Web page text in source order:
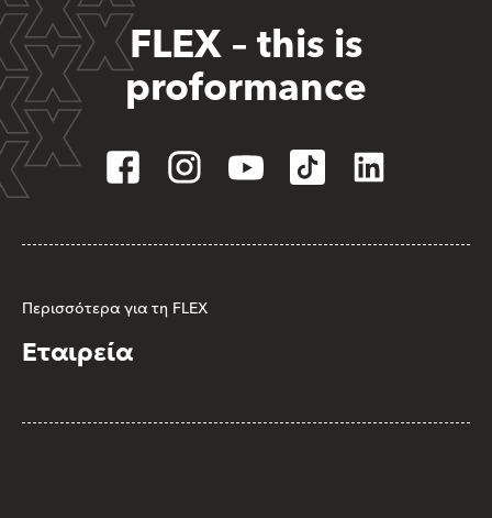
FLEX – this is
proformance
Περισσότερα για τη FLEX
Εταιρεία